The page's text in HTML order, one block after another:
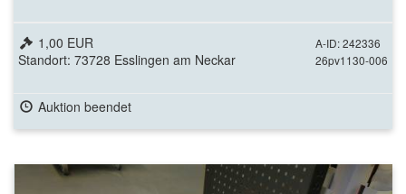
A-ID: 242336
26pv1130-006
1,00 EUR
Standort: 73728 Esslingen am Neckar
Auktion beendet